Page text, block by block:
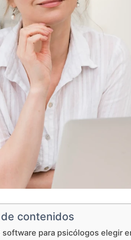
contenidos
software para psicólogos elegir